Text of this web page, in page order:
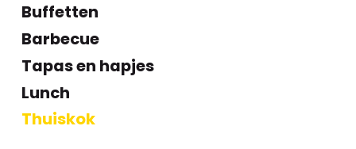
Buffetten
Barbecue
Tapas en hapjes
Lunch
Thuiskok